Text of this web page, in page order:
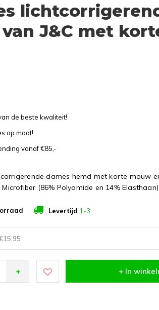
J&C met
de beste kwaliteit!
op maat!
vanaf €85,-
dames hemd met korte mouw
(86% Polyamide en 14% Elasthaan)
Levertijd 1-3
+ + In